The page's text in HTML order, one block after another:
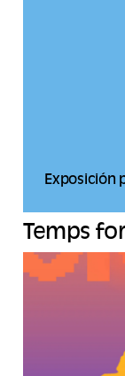
Exposición
Temps